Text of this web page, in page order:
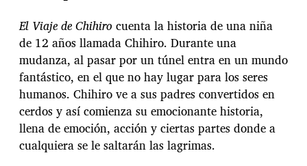
El Viaje de Chihiro cuenta la historia de una niña
de 12 años llamada Chihiro. Durante una
mudanza, al pasar por un túnel entra en un mundo
fantástico, en el que no hay lugar para los seres
humanos. Chihiro ve a sus padres convertidos en
cerdos y así comienza su emocionante historia,
llena de emoción, acción y ciertas partes donde a
cualquiera se le saltarán las lagrimas.